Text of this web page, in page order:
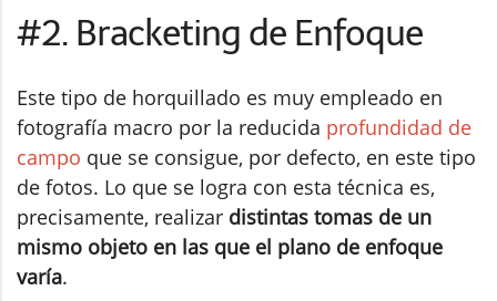
#2. Bracketing de Enfoque
Este tipo de horquillado es muy empleado en
fotografía macro por la reducida profundidad de
campo que se consigue, por defecto, en este tipo
de fotos. Lo que se logra con esta técnica es,
precisamente, realizar distintas tomas de un
mismo objeto en las que el plano de enfoque
varía.